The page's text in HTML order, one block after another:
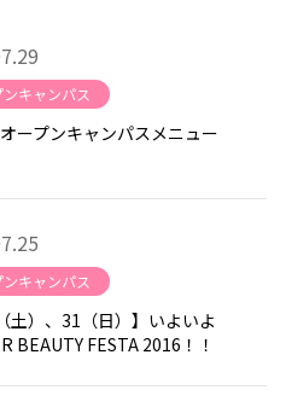
ンキャンパス
ープンキャンパスメニュー
ンキャンパス
土）、31（日）】いよいよ
BEAUTY FESTA 2016！！